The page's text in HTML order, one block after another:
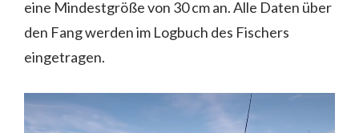
eine Mindestgröße von 30 cm an. Alle Daten über
den Fang werden im Logbuch des Fischers
eingetragen.